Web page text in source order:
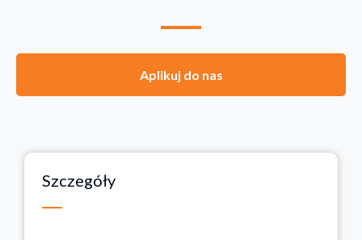
Aplikuj do nas
Szczegóły